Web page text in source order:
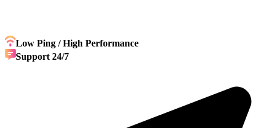
Low Ping / High Performance
Support 24/7